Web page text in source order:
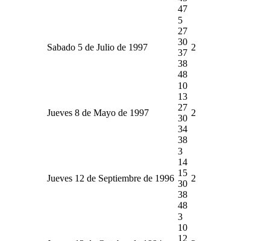
47
Sabado 5 de Julio de 1997
5
27
30
37
38
48
2
Jueves 8 de Mayo de 1997
10
13
27
30
34
38
2
Jueves 12 de Septiembre de 1996
3
14
15
30
38
48
2
3
10
12